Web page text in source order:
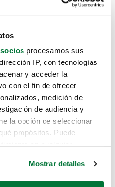
procesamos sus
IP, con tecnologías
y acceder la
con el fin de ofrecer
medición de
de audiencia y
la opción de seleccionar
propósitos. Puede
Mostrar detalles
como
hasta aquí.
coche que estás
enlaces: